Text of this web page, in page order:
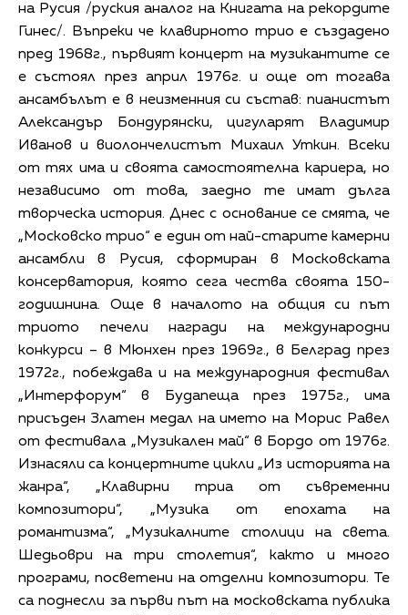
на Русия /руския аналог на Книгата на рекордите
Гинес/. Въпреки че клавирното трио е създадено
пред 1968г., първият концерт на музикантите се
е състоял през април 1976г. и още от тогава
ансамбълът е в неизменния си състав: пианистът
Александър Бондурянски, цигуларят Владимир
Иванов и виолончелистът Михаил Уткин. Всеки
от тях има и своята самостоятелна кариера, но
независимо от това, заедно те имат дълга
творческа история. Днес с основание се смята, че
„Московско трио“ е един от най-старите камерни
ансамбли в Русия, сформиран в Московската
консерватория, която сега чества своята 150-
годишнина. Още в началото на общия си път
триото печели награди на международни
конкурси – в Мюнхен през 1969г., в Белград през
1972г., побеждава и на международния фестивал
„Интерфорум“ в Будапеща през 1975г., има
присъден Златен медал на името на Морис Равел
от фестивала „Музикален май“ в Бордо от 1976г.
Изнасяли са концертните цикли „Из историята на
жанра“, „Клавирни триа от съвременни
композитори“, „Музика от епохата на
романтизма“, „Музикалните столици на света.
Шедьоври на три столетия“, както и много
програми, посветени на отделни композитори. Те
са поднесли за първи път на московската публика